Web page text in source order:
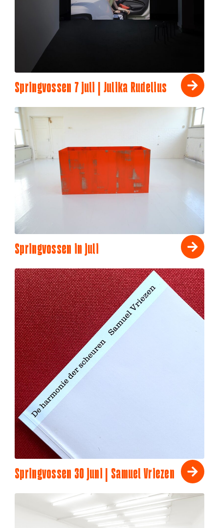
Springvossen 7 juli | Julika Rudelius
Springvossen in juli
Springvossen 30 juni | Samuel Vriezen